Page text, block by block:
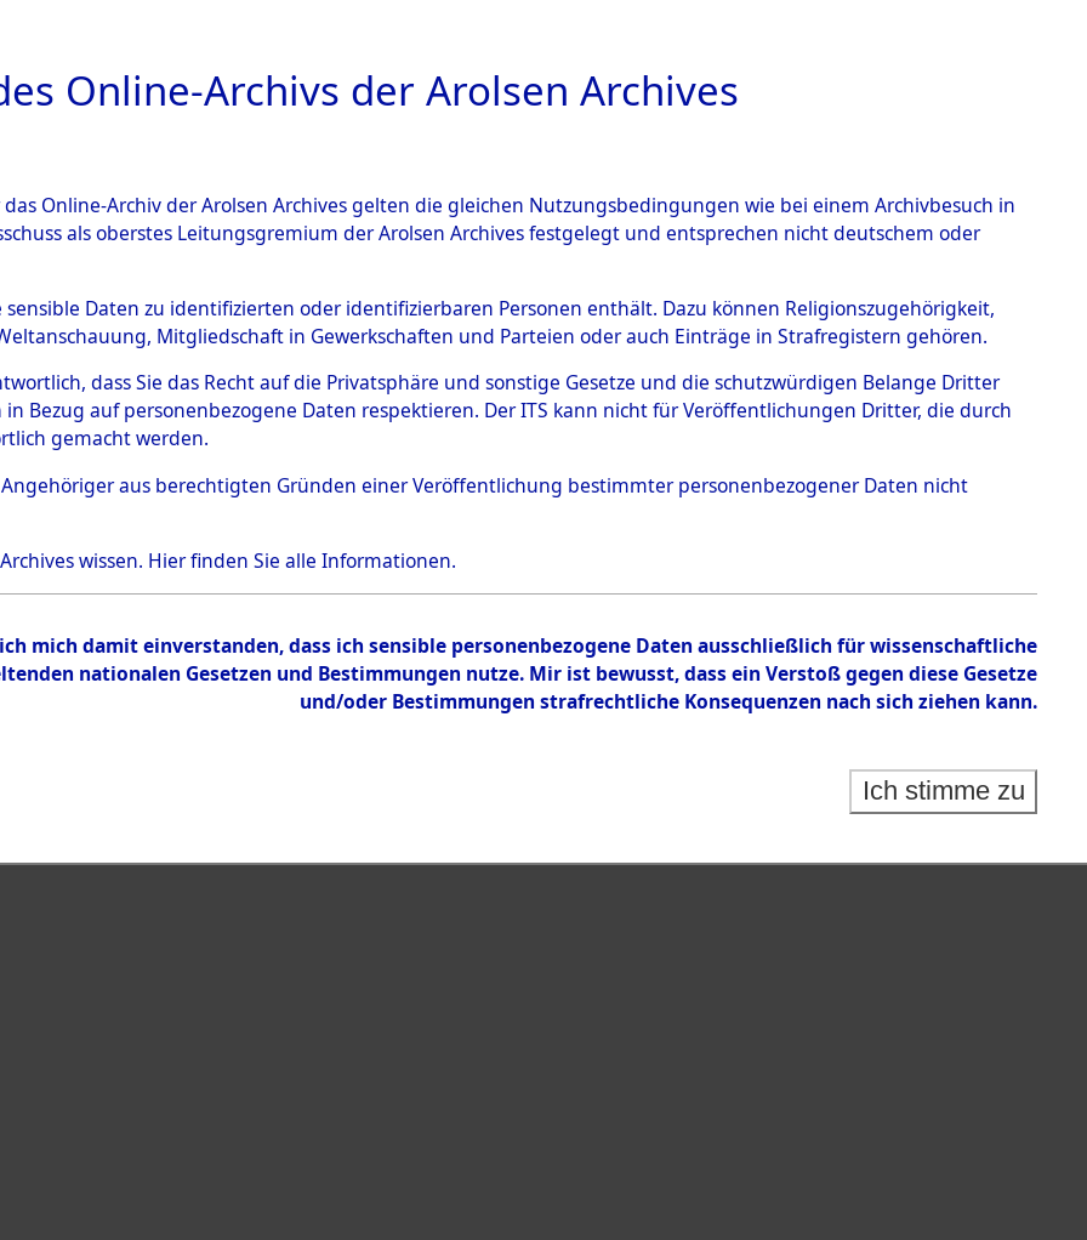
ARCHIVALE ÜBERSICHT BILD
0084 (108592576)
Person UNBEKANNT
Bestand
Online-Archivs der Arolsen Archives
Online-Archiv der Arolsen Archives gelten die gleichen Nutzungsbedingungen wie bei einem Archivbesuch in
als oberstes Leitungsgremium der Arolsen Archives festgelegt und entsprechen nicht deutschem oder
sensible Daten zu identifizierten oder identifizierbaren Personen enthält. Dazu können Religionszugehörigkeit,
Mitgliedschaft in Gewerkschaften und Parteien oder auch Einträge in Strafregistern gehören.
dass Sie das Recht auf die Privatsphäre und sonstige Gesetze und die schutzwürdigen Belange Dritter
Bezug auf personenbezogene Daten respektieren. Der ITS kann nicht für Veröffentlichungen Dritter, die durch
gemacht werden.
Angehöriger aus berechtigten Gründen einer Veröffentlichung bestimmter personenbezogener Daten nicht
wissen. Hierfinden Sie alle Informationen.
mich damit einverstanden, dass ich sensible personenbezogene Daten ausschließlich für wissenschaftliche
nationalen Gesetzen und Bestimmungen nutze. Mir ist bewusst, dass ein Verstoß gegen diese Gesetze
und/oder Bestimmungen strafrechtliche Konsequenzen nach sich ziehen kann.
Ich stimme zu